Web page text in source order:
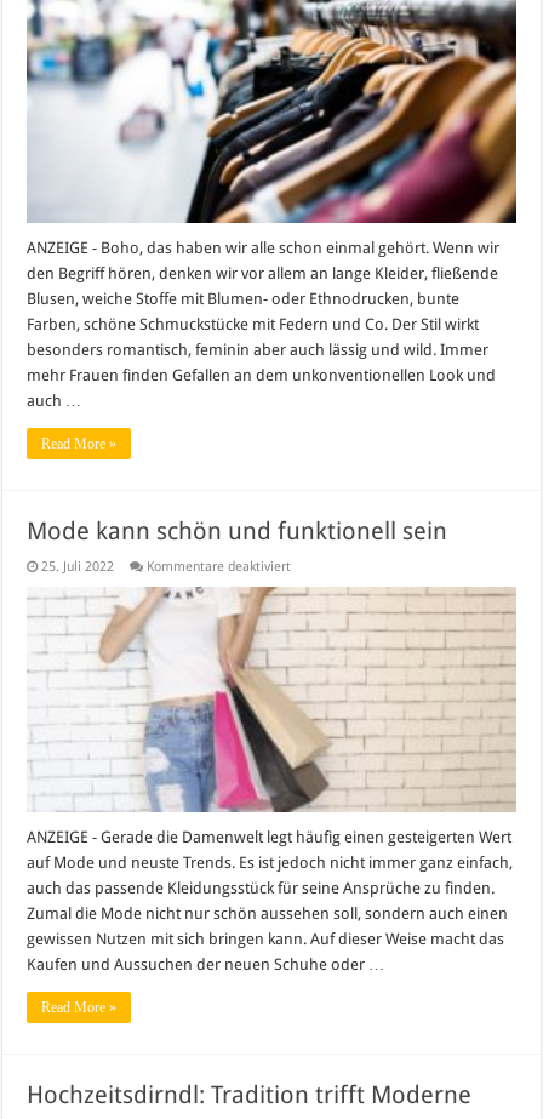
dich
im
Boho-
Chic
ANZEIGE - Boho, das haben wir alle schon einmal gehört. Wenn wir
den Begriff hören, denken wir vor allem an lange Kleider, fließende
Blusen, weiche Stoffe mit Blumen- oder Ethnodrucken, bunte
Farben, schöne Schmuckstücke mit Federn und Co. Der Stil wirkt
besonders romantisch, feminin aber auch lässig und wild. Immer
mehr Frauen finden Gefallen an dem unkonventionellen Look und
auch …
Read More »
Mode kann schön und funktionell sein
25. Juli 2022 Kommentare deaktiviertfür
kann
schön
und
funktionell
ANZEIGE - Gerade die Damenwelt legt häufig einen gesteigerten Wert
auf Mode und neuste Trends. Es ist jedoch nicht immer ganz einfach,
auch das passende Kleidungsstück für seine Ansprüche zu finden.
Zumal die Mode nicht nur schön aussehen soll, sondern auch einen
gewissen Nutzen mit sich bringen kann. Auf dieser Weise macht das
Kaufen und Aussuchen der neuen Schuhe oder …
Read More »
Hochzeitsdirndl: Tradition trifft Moderne